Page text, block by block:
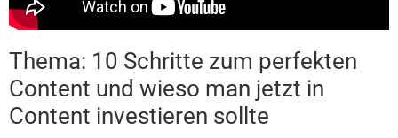
Thema: 10 Schritte zum perfekten
Content und wieso man jetzt in
Content investieren sollte